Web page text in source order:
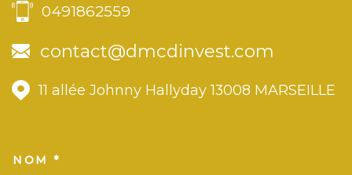
0491862559
contact@dmcdinvest.com
11 allée Johnny Hallyday13008 MARSEILLE
NOM *